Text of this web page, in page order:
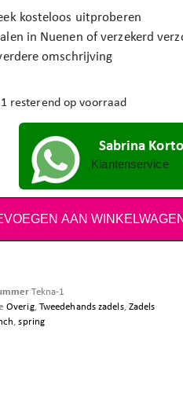
kosteloos uitproberen
in Nuenen of verzekerd
omschrijving
resterend op voorraad
Sabrina
Klantenservice
AAN WINKELWAGEN
Tekna-1
Overig, Tweedehands zadels, Zadels
,spring